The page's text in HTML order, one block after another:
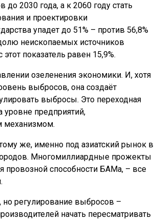
2030 года, а к 2060 году стать
и проектировки
упадет до 51% – против 56,8%
неископаемых источников
показатель равен 15,9%.
озеленения экономики. И, хотя
выбросов, она создаёт
выбросы. Это переходная
уровне предприятий,
механизмом.
же, именно под азиатский рынок в
Многомиллиардные прожекты
провозной способности БАМа, – все
но регулирование выбросов –
начать пересматривать